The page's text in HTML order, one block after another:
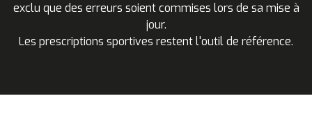
exclu que des erreurs soient commises lors de sa mise à
jour.
Les prescriptions sportives restent l'outil de référence.